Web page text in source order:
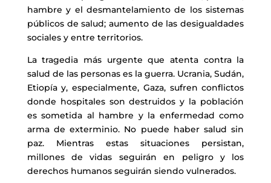
hambre y el desmantelamiento de los sistemas
públicos de salud; aumento de las desigualdades
sociales y entre territorios.
La tragedia más urgente que atenta contra la
salud de las personas es la guerra. Ucrania, Sudán,
Etiopía y, especialmente, Gaza, sufren conflictos
donde hospitales son destruidos y la población
es sometida al hambre y la enfermedad como
arma de exterminio. No puede haber salud sin
paz. Mientras estas situaciones persistan,
millones de vidas seguirán en peligro y los
derechos humanos seguirán siendo vulnerados.